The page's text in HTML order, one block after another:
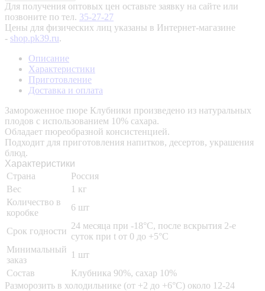
Для получения оптовых цен оставьте заявку на сайте или
позвоните по тел. 35-27-27
Цены для физических лиц указаны в Интернет-магазине
- shop.pk39.ru.
Описание
Характеристики
Приготовление
Доставка и оплата
Замороженное пюре Клубники произведено из натуральных
плодов с использованием 10% сахара.
Обладает пюреобразной консистенцией.
Подходит для приготовления напитков, десертов, украшения
блюд.
Характеристики
Страна
Россия
Вес
1 кг
Количество в
коробке
6 шт
Срок годности
24 месяца при -18°C, после вскрытия 2-е
суток при t от 0 до +5°C
Минимальный
заказ
1 шт
Состав
Клубника 90%, сахар 10%
Разморозить в холодильнике (от +2 до +6°C) около 12-24